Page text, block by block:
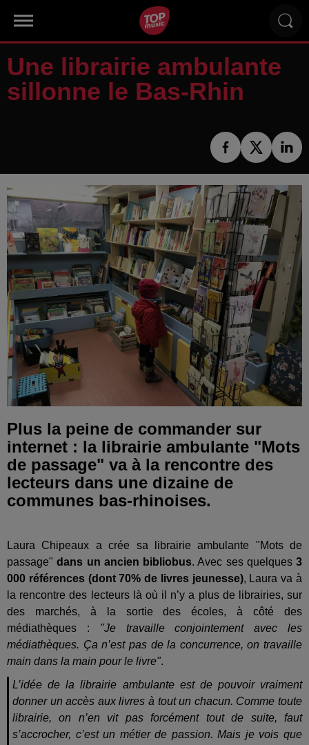
Une librairie ambulante
sillonne le Bas-Rhin
Plus la peine de commander sur
internet : la librairie ambulante "Mots
de passage" va à la rencontre des
lecteurs dans une dizaine de
communes bas-rhinoises.
Laura Chipeaux a crée sa librairie ambulante "Mots de
passage"dans un ancien bibliobus. Avec ses quelques 3
000 références (dont 70% de livres jeunesse), Laura va à
la rencontre des lecteurs là où il n’y a plus de librairies, sur
des marchés, à la sortie des écoles, à côté des
médiathèques : "Je travaille conjointement avec les
médiathèques. Ça n’est pas de la concurrence, on travaille
main dans la main pour le livre".
L’idée de la librairie ambulante est de pouvoir vraiment
donner un accès aux livres à tout un chacun. Comme toute
librairie, on n’en vit pas forcément tout de suite, faut
s’accrocher, c’est un métier de passion. Mais je vois que